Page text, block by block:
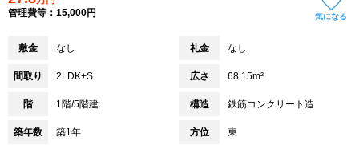
管理費等：15,000円
気になる
敷金 なし 礼金 なし
間取り 2LDK+S 広さ 68.15m²
階 1階/5階建 構造 鉄筋コンクリート造
築年数 築1年 方位 東